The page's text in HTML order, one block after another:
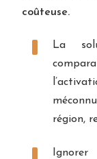
coûteuse.
La
région,